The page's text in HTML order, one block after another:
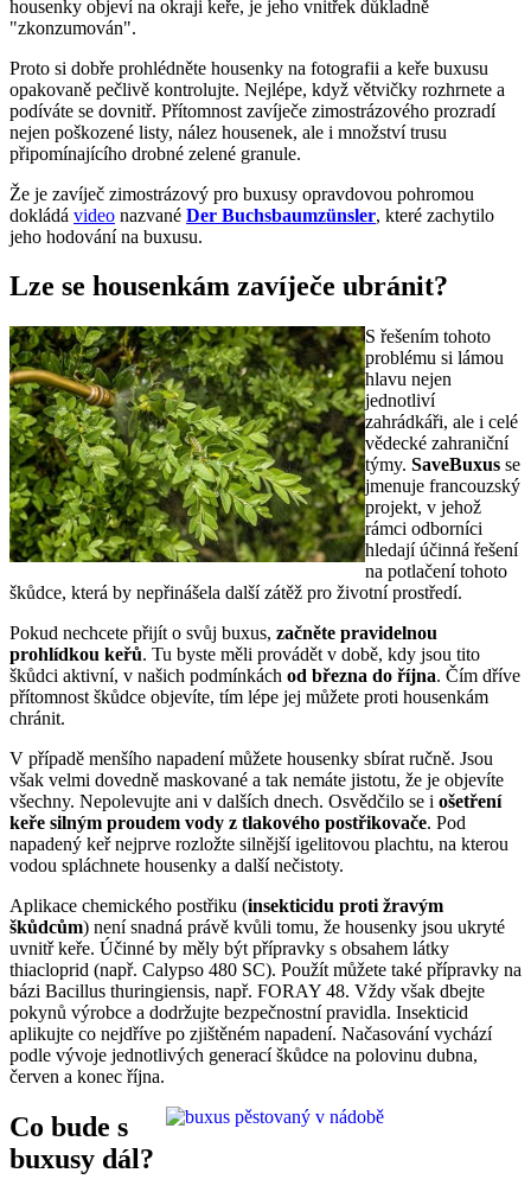
housenky objeví na okraji keře, je jeho vnitřek důkladně
"zkonzumován".
Proto si dobře prohlédněte housenky na fotografii a keře buxusu
opakovaně pečlivě kontrolujte. Nejlépe, když větvičky rozhrnete a
podíváte se dovnitř. Přítomnost zavíječe zimostrázového prozradí
nejen poškozené listy, nález housenek, ale i množství trusu
připomínajícího drobné zelené granule.
Že je zavíječ zimostrázový pro buxusy opravdovou pohromou
dokládá video nazvané Der Buchsbaumzünsler, které zachytilo
jeho hodování na buxusu.
Lze se housenkám zavíječe ubránit?
S řešením tohoto
problému si lámou
hlavu nejen
jednotliví
zahrádkáři, ale i celé
vědecké zahraniční
týmy. SaveBuxus se
jmenuje francouzský
projekt, v jehož
rámci odborníci
hledají účinná řešení
na potlačení tohoto
škůdce, která by nepřinášela další zátěž pro životní prostředí.
Pokud nechcete přijít o svůj buxus, začněte pravidelnou
prohlídkou keřů. Tu byste měli provádět v době, kdy jsou tito
škůdci aktivní, v našich podmínkách od března do října. Čím dříve
přítomnost škůdce objevíte, tím lépe jej můžete proti housenkám
chránit.
V případě menšího napadení můžete housenky sbírat ručně. Jsou
však velmi dovedně maskované a tak nemáte jistotu, že je objevíte
všechny. Nepolevujte ani v dalších dnech. Osvědčilo se i ošetření
keře silným proudem vody z tlakového postřikovače. Pod
napadený keř nejprve rozložte silnější igelitovou plachtu, na kterou
vodou spláchnete housenky a další nečistoty.
Aplikace chemického postřiku (insekticidu proti žravým
škůdcům) není snadná právě kvůli tomu, že housenky jsou ukryté
uvnitř keře. Účinné by měly být přípravky s obsahem látky
thiacloprid (např. Calypso 480 SC). Použít můžete také přípravky na
bázi Bacillus thuringiensis, např. FORAY 48. Vždy však dbejte
pokynů výrobce a dodržujte bezpečnostní pravidla. Insekticid
aplikujte co nejdříve po zjištěném napadení. Načasování vychází
podle vývoje jednotlivých generací škůdce na polovinu dubna,
červen a konec října.
Co bude s
buxusy dál?